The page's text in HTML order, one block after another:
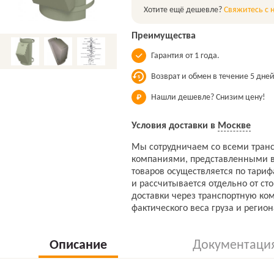
Хотите ещё дешевле? Свяжитесь с
Преимущества
Гарантия от 1 года.
Возврат и обмен в течение 5
Нашли дешевле? Снизим цену!
Условия доставки в Москве
Мы сотрудничаем со всеми
компаниями, представленными
товаров осуществляется по
и рассчитывается отдельно от
доставки через транспортную
фактического веса груза и
Описание